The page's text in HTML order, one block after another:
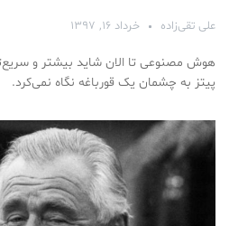
علی تقی‌زاده خرداد ۱۶, ۱۳۹۷
هوش مصنوعی تا الان شاید بیشتر و
پیتز به چشمان یک قورباغه نگاه نمی‌کرد.